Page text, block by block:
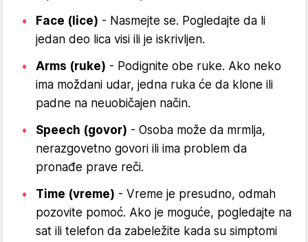
Face (lice) - Nasmejte se. Pogledajte da li
jedan deo lica visi ili je iskrivljen.
Arms (ruke) - Podignite obe ruke. Ako neko
ima moždani udar, jedna ruka će da klone ili
padne na neuobičajen način.
Speech (govor) - Osoba može da mrmlja,
nerazgovetno govori ili ima problem da
pronađe prave reči.
Time (vreme) - Vreme je presudno, odmah
pozovite pomoć. Ako je moguće, pogledajte na
sat ili telefon da zabeležite kada su simptomi